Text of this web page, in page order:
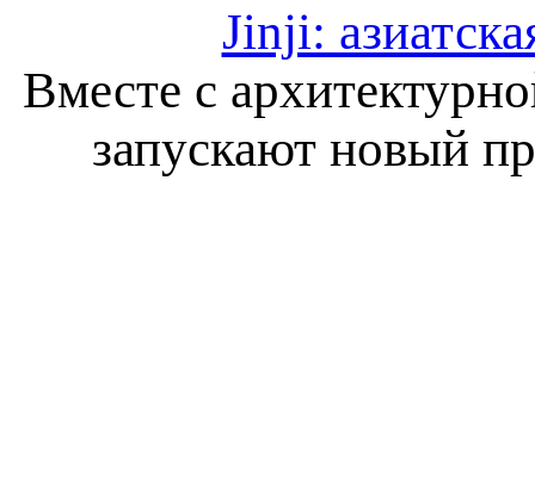
Jinji:
Вместе с
запускают новый